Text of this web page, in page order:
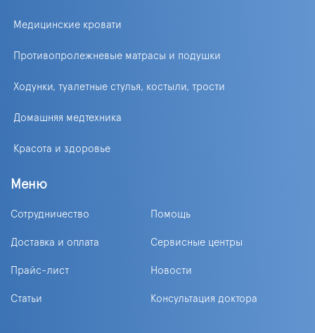
Медицинские кровати
Противопролежневые матрасы и подушки
Ходунки, туалетные стулья, костыли, трости
Домашняя медтехника
Красота и здоровье
Меню
Сотрудничество Помощь
Доставка и оплата Сервисные центры
Прайс-лист Новости
Статьи Консультация доктора